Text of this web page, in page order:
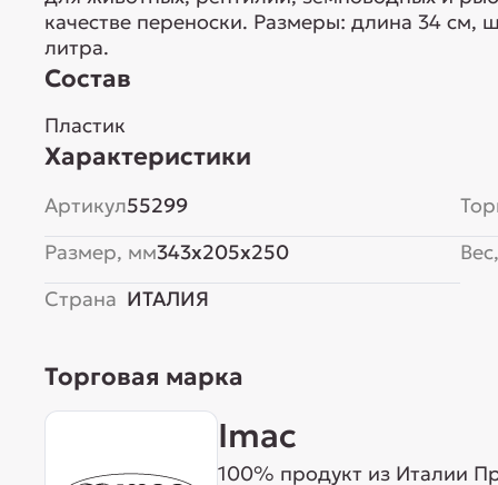
качестве переноски. Размеры: длина 34
литра.
Состав
Пластик
Характеристики
Артикул55299
Размер, мм343x205x250
Страна ИТАЛИЯ
Торговая марка
Imac
100% продукт из Италии